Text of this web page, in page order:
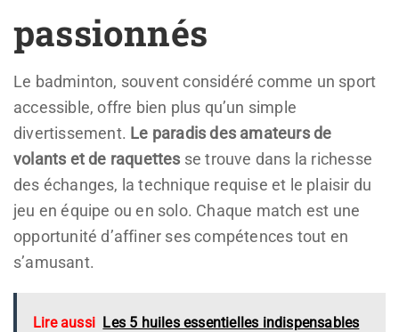
passionnés
Le badminton, souvent considéré comme un sport
accessible, offre bien plus qu’un simple
divertissement. Le paradis des amateurs de
volants et de raquettes se trouve dans la richesse
des échanges, la technique requise et le plaisir du
jeu en équipe ou en solo. Chaque match est une
opportunité d’affiner ses compétences tout en
s’amusant.
Lire aussi Les 5 huiles essentielles indispensables